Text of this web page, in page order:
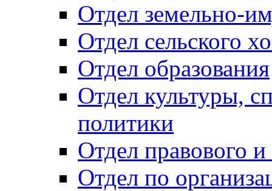
Отдел земельно-
Отдел сельского
Отдел образования
Отдел культуры,
политики
Отдел правового
Отдел по